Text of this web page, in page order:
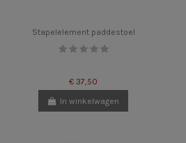
Stapelelement paddestoel
€ 37,50
In winkelwagen